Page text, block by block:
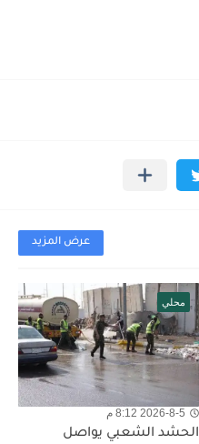
عرض المزيد
محلي
2026-8-5 8:12 م
الحشد الشعبي يواصل